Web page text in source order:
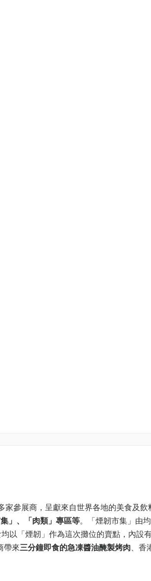
家參展商，呈獻來自世界各地的美食及飲
」、「肉類」專區等。「煙韌市集」由均
以「煙韌」作為這次攤位的賣點，內設有
帶來三分鐘即食的急凍醬油醃製烤肉、香